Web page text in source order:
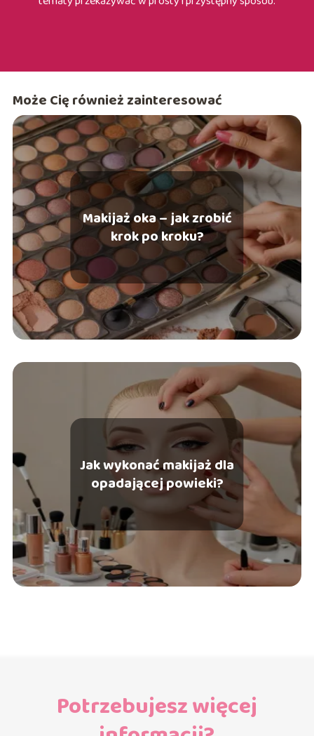
Może Cię również zainteresować
Makijaż oka – jak zrobić
krok po kroku?
Jak wykonać makijaż dla
opadającej powieki?
Potrzebujesz więcej